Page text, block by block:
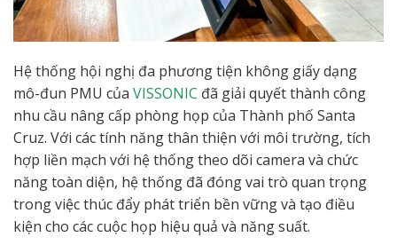
Hệ thống hội nghị đa phương tiện không giấy dạng
mô-đun PMU của VISSONIC đã giải quyết thành công
nhu cầu nâng cấp phòng họp của Thành phố Santa
Cruz. Với các tính năng thân thiện với môi trường, tích
hợp liền mạch với hệ thống theo dõi camera và chức
năng toàn diện, hệ thống đã đóng vai trò quan trọng
trong việc thúc đẩy phát triển bền vững và tạo điều
kiện cho các cuộc họp hiệu quả và năng suất.